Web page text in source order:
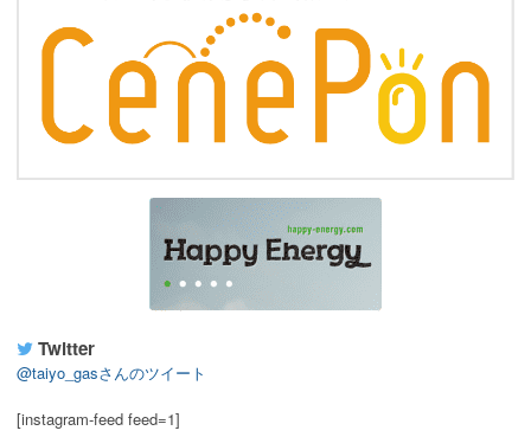
Twitter
@taiyo_gasさんのツイート
[instagram-feed feed=1]